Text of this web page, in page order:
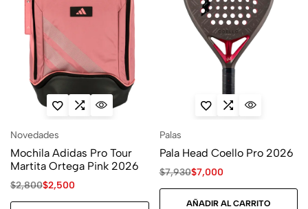
Novedades
Mochila Adidas Pro Tour
Martita Ortega Pink 2026
$2,800$2,500
Palas
Pala Head Coello Pro 2026
$7,930$7,000
AÑADIR AL CARRITO